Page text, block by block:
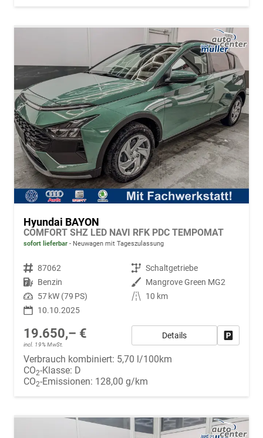
Hyundai BAYON
COMFORT SHZ LED NAVI RFK PDC TEMPOMAT
sofort lieferbar Neuwagen mit Tageszulassung
Fahrzeugnr. 87062 Getriebe Schaltgetriebe
Kraftstoff Benzin Außenfarbe Mangrove Green MG2
Leistung 57 kW (79 PS) Kilometerstand
10 km
10.10.2025
19.650,– €
incl. 19% MwSt.
Details
Verbrauch kombiniert: 5,70 l/100km
CO2-Klasse: D
CO2-Emissionen: 128,00 g/km